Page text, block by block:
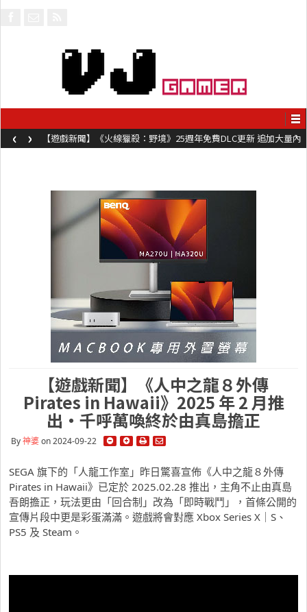
【遊戲新聞】《火線獵殺：野境》25週年免費DLC更新 追加大量內
容同時系舊作限時超平價折扣
‹ ›
【遊戲新聞】《人中之龍８外傳
Pirates in Hawaii》2025 年 2 月推
出・千呼萬喚終於由真島擔正
By神婆on 2024-09-22
SEGA 旗下的「人龍工作室」昨日驚喜宣佈《人中之龍８外傳
Pirates in Hawaii》已定於 2025.02.28 推出，主角不止由真島
吾朗擔正，玩法更由「回合制」改為「即時戰鬥」，首條公開的
宣傳片段中更是彩蛋滿滿。遊戲將會對應 Xbox Series X｜S、
PS5 及 Steam。